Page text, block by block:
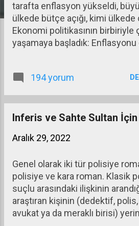
tarafta enflasyon yükseldi,
ülkede bütçe açığı, kimi ülkede
Ekonomi politikasının birbiriyle
yaşamaya başladık:
karşımıza çıktı. 2022’nin belki
oranlarının denetimden
açısından da 2022 kötü bir yıldı.
önceki yıllar daha iyiymiş gibi
seçimden sonrası için büyük
birikim yarattı. Bunu belki ilk altı
hissetmeyeceğiz ama yılın
bu adımların etkisini
başlayacağız. Yapılan asgari
194 yorum
Inferis ve Sahte Sultan İçin
Aralık 29, 2022
Genel olarak iki tür polisiye
polisiye ve kara roman. Klasik
suçlu arasındaki ilişkinin
araştıran kişinin (dedektif,
avukat ya da meraklı birisi)